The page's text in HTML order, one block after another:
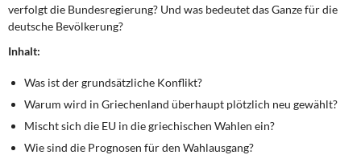
Memo-Gruppe
Institut Solidarische Moderne
Rosa-Luxemburg-Stiftung
Über mich
verfolgt die Bundesregierung? Und was bedeutet das Ganze für die
deutsche Bevölkerung?
Inhalt:
Was ist der grundsätzliche Konflikt?
Warum wird in Griechenland überhaupt plötzlich neu gewählt?
Mischt sich die EU in die griechischen Wahlen ein?
Wie sind die Prognosen für den Wahlausgang?